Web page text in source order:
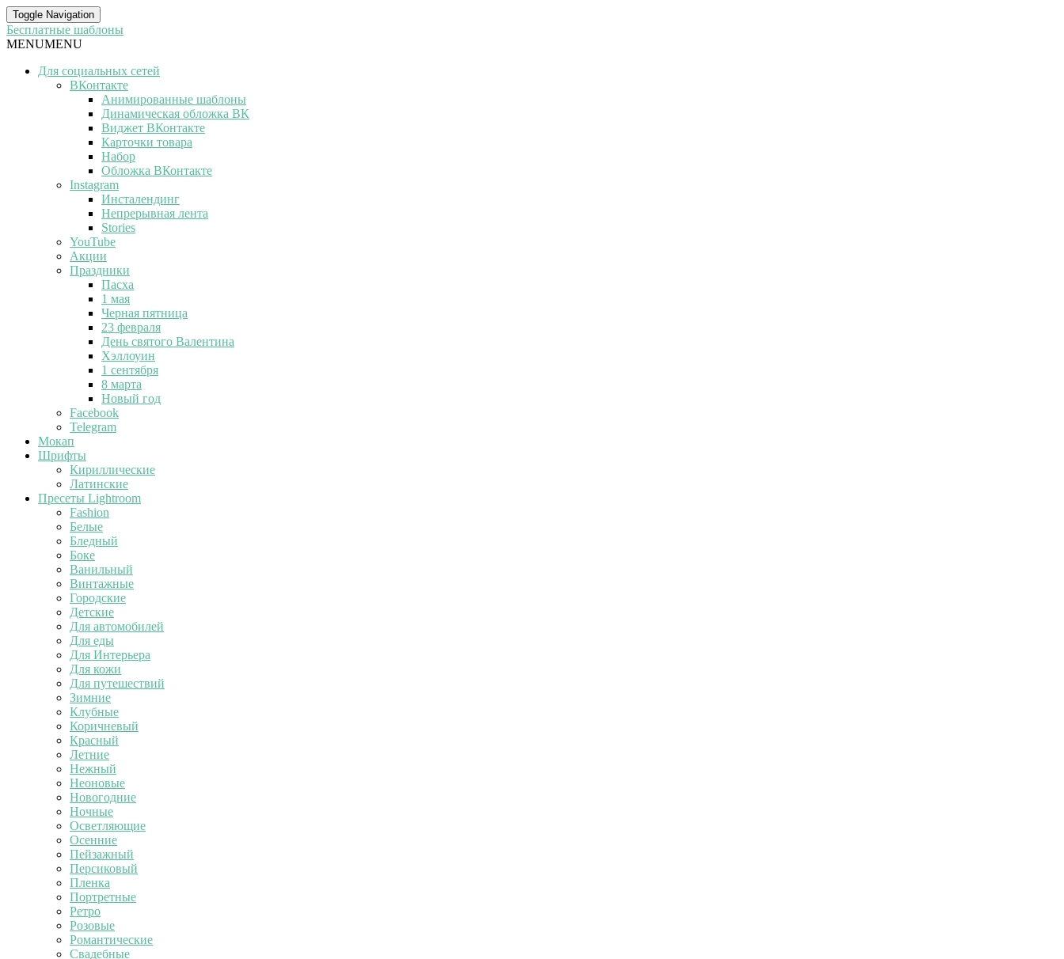
Toggle Navigation
Бесплатные шаблоны
MENUMENU
Для социальных сетей
ВКонтакте
Анимированные шаблоны
Динамическая обложка ВК
Виджет ВКонтакте
Карточки товара
Набор
Обложка ВКонтакте
Instagram
Инсталендинг
Непрерывная лента
Stories
YouTube
Акции
Праздники
Пасха
1 мая
Черная пятница
23 февраля
День святого Валентина
Хэллоуин
1 сентября
8 марта
Новый год
Facebook
Telegram
Мокап
Шрифты
Кириллические
Латинские
Пресеты Lightroom
Fashion
Белые
Бледный
Боке
Ванильный
Винтажные
Городские
Детские
Для автомобилей
Для еды
Для Интерьера
Для кожи
Для путешествий
Зимние
Клубные
Коричневый
Красный
Летние
Нежный
Неоновые
Новогодние
Ночные
Осветляющие
Осенние
Пейзажный
Персиковый
Пленка
Портретные
Ретро
Розовые
Романтические
Свадебные